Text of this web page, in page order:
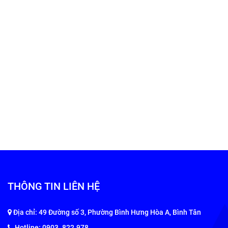
THÔNG TIN LIÊN HỆ
Địa chỉ: 49 Đường số 3, Phường Bình Hưng Hòa A, Bình Tân